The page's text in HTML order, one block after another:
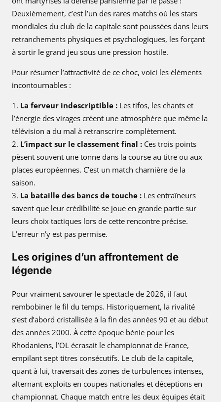
Deuxièmement, c’est l’un des rares matchs où les stars
mondiales du club de la capitale sont poussées dans leurs
retranchements physiques et psychologiques, les forçant
à sortir le grand jeu sous une pression hostile.
Pour résumer l’attractivité de ce choc, voici les éléments
incontournables :
La ferveur indescriptible : Les tifos, les chants et
l’énergie des virages créent une atmosphère que même la
télévision a du mal à retranscrire complètement.
L’impact sur le classement final : Ces trois points
pèsent souvent une tonne dans la course au titre ou aux
places européennes. C’est un match charnière de la
saison.
La bataille des bancs de touche : Les entraîneurs
savent que leur crédibilité se joue en grande partie sur
leurs choix tactiques lors de cette rencontre précise.
L’erreur n’y est pas permise.
Les origines d’un affrontement de
légende
Pour vraiment savourer le spectacle de 2026, il faut
rembobiner le fil du temps. Historiquement, la rivalité
s’est d’abord cristallisée à la fin des années 90 et au début
des années 2000. À cette époque bénie pour les
Rhodaniens, l’OL écrasait le championnat de France,
empilant sept titres consécutifs. Le club de la capitale,
quant à lui, traversait des zones de turbulences intenses,
alternant exploits en coupes nationales et déceptions en
championnat. Chaque match entre les deux équipes était